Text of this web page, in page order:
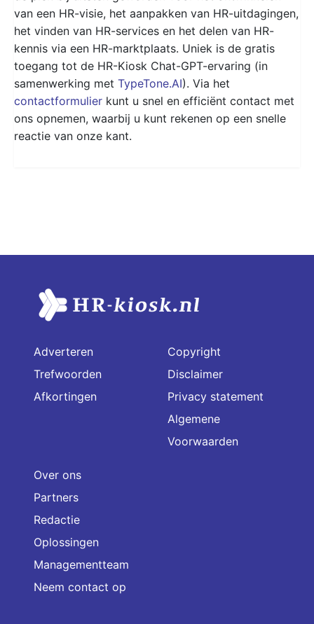
van een HR-visie, het aanpakken van HR-uitdagingen,
het vinden van HR-services en het delen van HR-
kennis via een HR-marktplaats. Uniek is de gratis
toegang tot de HR-Kiosk Chat-GPT-ervaring (in
samenwerking met TypeTone.AI). Via het
contactformulier kunt u snel en efficiënt contact met
ons opnemen, waarbij u kunt rekenen op een snelle
reactie van onze kant.
Adverteren
Trefwoorden
Afkortingen
Copyright
Disclaimer
Privacy statement
Algemene
Voorwaarden
Over ons
Partners
Redactie
Oplossingen
Managementteam
Neem contact op